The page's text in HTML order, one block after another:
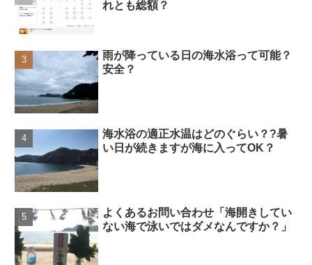
れとも総額？
雨が降っている日の海水浴って可能？
安全？
海水浴の適正水温はどのぐらい？?暑
い日が続きますが海に入ってOK？
よくあるお問い合わせ「海開きしてい
ない海で泳いではダメなんですか？」